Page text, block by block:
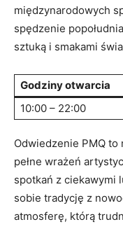
międzynarodowych
spędzenie
sztuką i smakami
Godziny otwarcia
10:00 – 22:00
Odwiedzenie PMQ
pełne wrażeń
‍spotkań z ciekawymi
sobie ‌tradycję z
atmosferę, którą